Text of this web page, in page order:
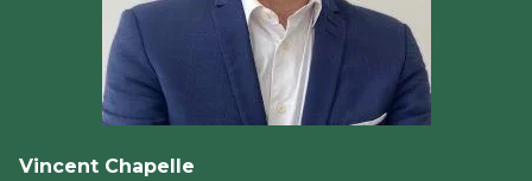
Vincent Chapelle